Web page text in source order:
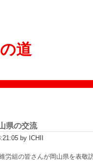
道
県の交流
by ICHII
労組の皆さんが岡山県を表敬